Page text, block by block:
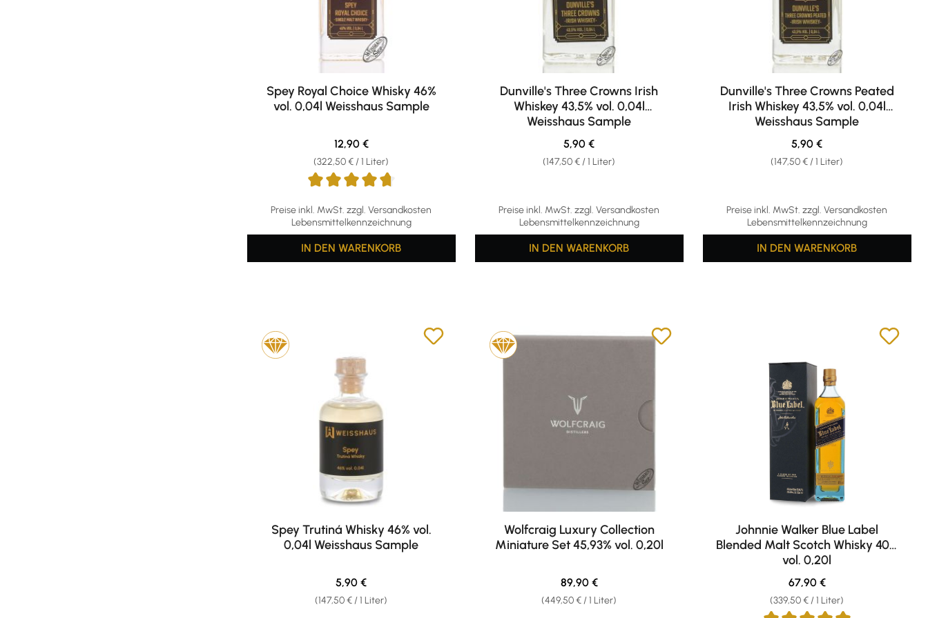
Spey Royal Choice Whisky 46%
vol. 0,04l Weisshaus Sample
Preise inkl. MwSt. zzgl. Versandkosten
Lebensmittelkennzeichnung
(322,50 € / 1 Liter)
Regulärer Preis:
12,90 €
IN DEN WARENKORB
Dunville's Three Crowns Irish
Whiskey 43,5% vol. 0,04l
Weisshaus Sample
Preise inkl. MwSt. zzgl. Versandkosten
Lebensmittelkennzeichnung
(147,50 € / 1 Liter)
Regulärer Preis:
5,90 €
IN DEN WARENKORB
Dunville's Three Crowns Peated
Irish Whiskey 43,5% vol. 0,04l
Weisshaus Sample
Preise inkl. MwSt. zzgl. Versandkosten
Lebensmittelkennzeichnung
(147,50 € / 1 Liter)
Regulärer Preis:
5,90 €
IN DEN WARENKORB
Spey Trutiná Whisky 46% vol.
0,04l Weisshaus Sample
(147,50 € / 1 Liter)
Regulärer Preis:
5,90 €
Wolfcraig Luxury Collection
Miniature Set 45,93% vol. 0,20l
(449,50 € / 1 Liter)
Regulärer Preis:
89,90 €
Johnnie Walker Blue Label
Blended Malt Scotch Whisky 40%
vol. 0,20l
(339,50 € / 1 Liter)
Regulärer Preis:
67,90 €